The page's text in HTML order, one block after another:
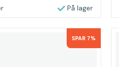
På lager
SPAR 7%